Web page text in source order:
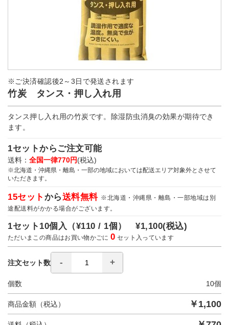
※ご決済確認後2～3日で発送されます
竹炭 タンス・押し入れ用
タンス押し入れ用の竹炭です。除湿防虫消臭の効果が期待でき
ます。
1セットからご注文可能
送料： 全国一律770円(税込)
※北海道・沖縄県・離島・一部の地域においては配送エリア対象外とさせて
いただきます。
15セット から送料無料 ※北海道・沖縄県・離島・一部地域は別
途配送料がかかる場合がございます。
1セット10個入（¥110 / 1個）¥1,100(税込)
ただいまこの商品はお買い物かごに0 セット入っています
注文セット数
個数 10個
商品金額（税込） ￥ 1,100